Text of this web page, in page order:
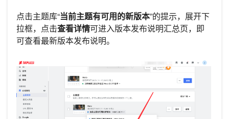
点击主题库“当前主题有可用的新版本”的提示，展开下
拉框，点击查看详情可进入版本发布说明汇总页，即
可查看最新版本发布说明。